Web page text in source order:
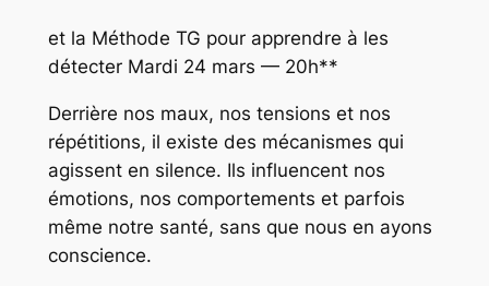
et la Méthode TG pour apprendre à les
détecter Mardi 24 mars — 20h**
Derrière nos maux, nos tensions et nos
répétitions, il existe des mécanismes qui
agissent en silence. Ils influencent nos
émotions, nos comportements et parfois
même notre santé, sans que nous en ayons
conscience.